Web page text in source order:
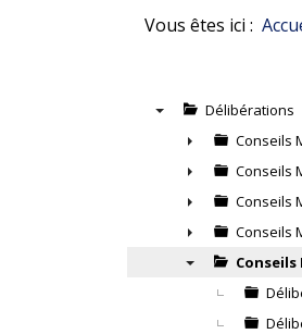
Vous êtes ici :
Délibérations
►
Conseils
►
Conseils
►
Conseils
►
Conseils
Conseils